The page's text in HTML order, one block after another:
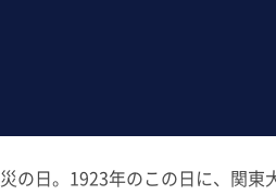
の日。1923年のこの日に、関東